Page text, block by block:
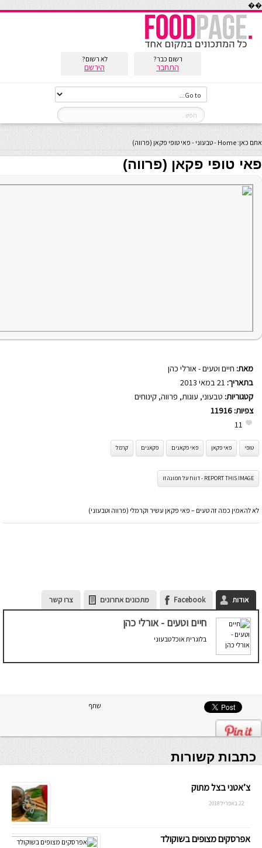
��
רשום כבר?
התחבר
לא רשום?
הירשם
אתם כאן: Home
-טבעוני - פאי טופי פקאן (פרווה)
פאי טופי פקאן (פרווה)
מאת: חיים וטעים - אורלי כהן
בתאריך:
קטגוריות: טבעוני, עוגות, פרווה, קינוחים
צפיות: 11916
11
טופי פאי פקאן פאי פקאנים פקאנים קרמל
REPORT THIS IMAGE - דווח על תמונה זו
לא להאמין כמה זה טעים – פאי פקאן עשיר וקרמלי (פרווה וטבעוני)
אודות Facebook מתכונים אחרונים צרו קשר
חיים וטעים - אורלי כהן
בלוגרית אוכל טבעוני
שתף
כתבות קשורות
צ’אטני בצל מתוק
22 באפריל 2018
אפרסקים מצופים בשוקולד